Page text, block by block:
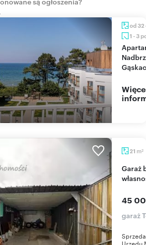
od 32
1 - 3
Apartamenty na
21 m2
Garaż blaszany 21 m2 w Tczewie, odrębna
45
garaż
Urzędu